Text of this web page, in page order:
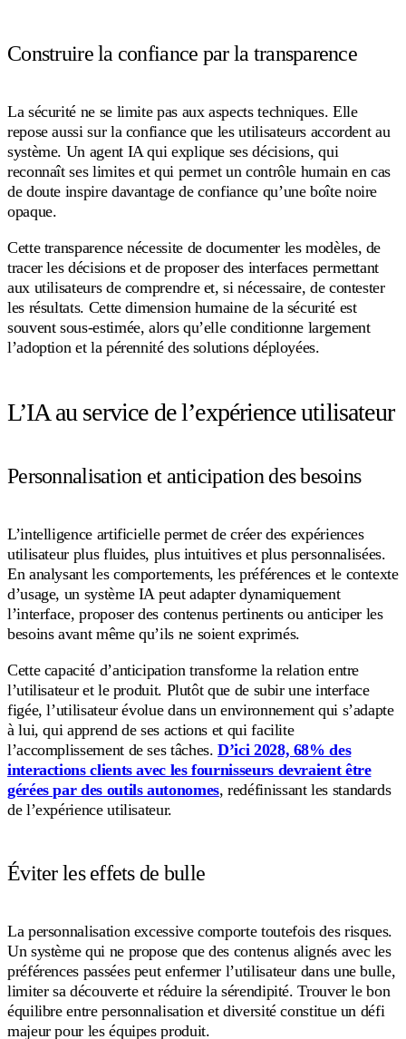
Construire la confiance par la transparence
La sécurité ne se limite pas aux aspects techniques. Elle
repose aussi sur la confiance que les utilisateurs accordent au
système. Un agent IA qui explique ses décisions, qui
reconnaît ses limites et qui permet un contrôle humain en cas
de doute inspire davantage de confiance qu’une boîte noire
opaque.
Cette transparence nécessite de documenter les modèles, de
tracer les décisions et de proposer des interfaces permettant
aux utilisateurs de comprendre et, si nécessaire, de contester
les résultats. Cette dimension humaine de la sécurité est
souvent sous-estimée, alors qu’elle conditionne largement
l’adoption et la pérennité des solutions déployées.
L’IA au service de l’expérience utilisateur
Personnalisation et anticipation des besoins
L’intelligence artificielle permet de créer des expériences
utilisateur plus fluides, plus intuitives et plus personnalisées.
En analysant les comportements, les préférences et le contexte
d’usage, un système IA peut adapter dynamiquement
l’interface, proposer des contenus pertinents ou anticiper les
besoins avant même qu’ils ne soient exprimés.
Cette capacité d’anticipation transforme la relation entre
l’utilisateur et le produit. Plutôt que de subir une interface
figée, l’utilisateur évolue dans un environnement qui s’adapte
à lui, qui apprend de ses actions et qui facilite
l’accomplissement de ses tâches.D’ici 2028, 68% des
interactions clients avec les fournisseurs devraient être
gérées par des outils autonomes, redéfinissant les standards
de l’expérience utilisateur.
Éviter les effets de bulle
La personnalisation excessive comporte toutefois des risques.
Un système qui ne propose que des contenus alignés avec les
préférences passées peut enfermer l’utilisateur dans une bulle,
limiter sa découverte et réduire la sérendipité. Trouver le bon
équilibre entre personnalisation et diversité constitue un défi
majeur pour les équipes produit.